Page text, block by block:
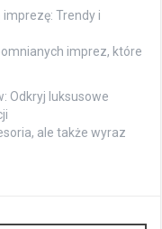
Trendy i
imprez, które
Odkryj luksusowe
ale także wyraz